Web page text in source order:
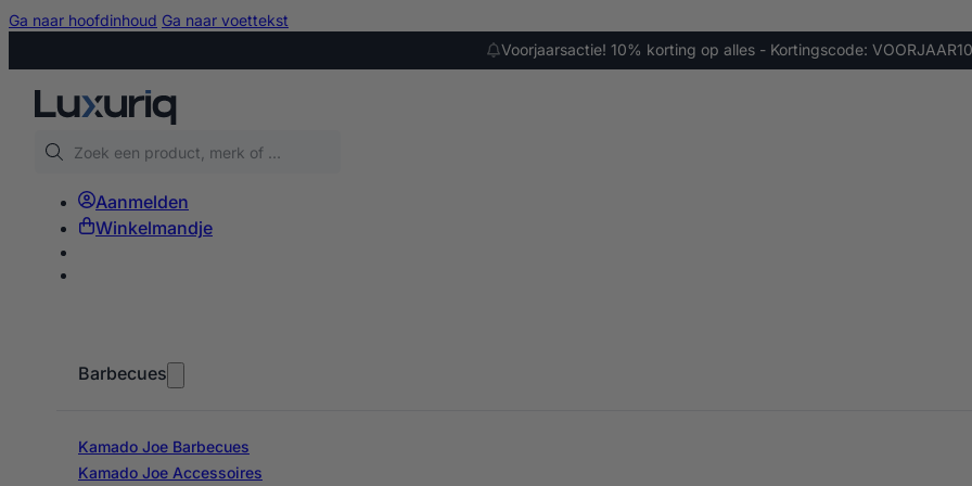
Ga naar hoofdinhoud Ga naar voettekst
Voorjaarsactie! 10% korting op alles - Kortingscode: VOORJAAR10
Zoeken
Aanmelden
Winkelmandje
Barbecues
Kamado Joe Barbecues
Kamado Joe Accessoires